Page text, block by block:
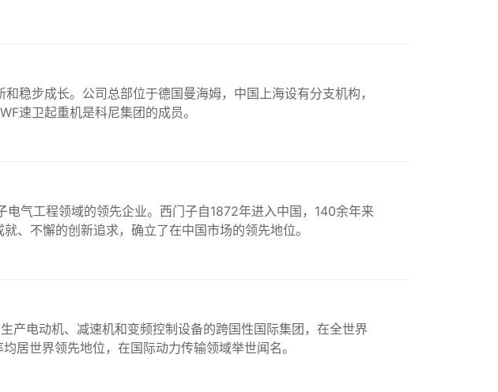
稳步成长。公司总部位于德国曼海姆，中国上海设有分支机构，
速卫起重机是科尼集团的成员。
气工程领域的领先企业。西门子自1872年进入中国，140余年来
、不懈的创新追求，确立了在中国市场的领先地位。
产电动机、减速机和变频控制设备的跨国性国际集团，在全世界
居世界领先地位，在国际动力传输领域举世闻名。